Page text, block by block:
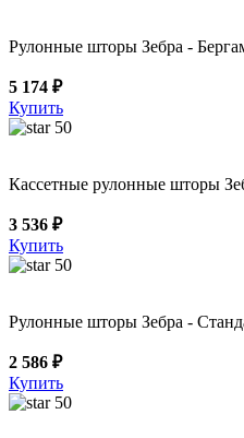
Рулонные шторы Зебра -
5 174 ₽
Купить
50
Кассетные рулонные шторы
3 536 ₽
Купить
50
Рулонные шторы Зебра -
2 586 ₽
Купить
50